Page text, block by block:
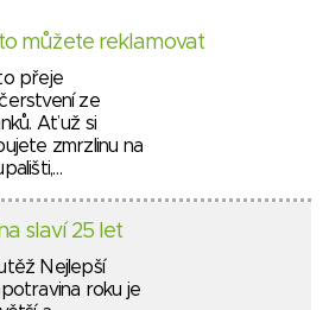
můžete reklamovat
přeje
ze
Ať už si
zmrzlinu na
slaví 25 let
Nejlepší
roku je